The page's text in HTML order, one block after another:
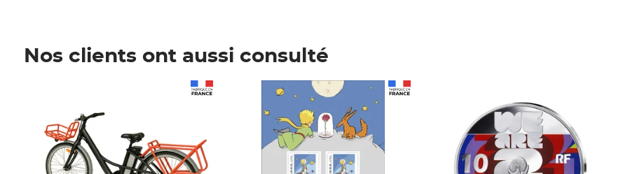
Nos clients ont aussi consulté
Prix 7,50€